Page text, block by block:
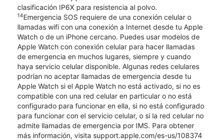
clasificación IP6X para resistencia al polvo.
14Emergencia SOS requiere de una conexión celular o
llamadas wifi con una conexión a Internet desde tu Apple
Watch o de un iPhone cercano. Puedes usar modelos de
Apple Watch con conexión celular para hacer llamadas
de emergencia en muchos lugares, siempre y cuando
haya servicio celular disponible. Algunas redes celulares
podrían no aceptar llamadas de emergencia desde tu
Apple Watch si el Apple Watch no está activado, si no es
compatible con una red celular en particular o no está
configurado para funcionar en ella, si no está configurado
para funcionar con el servicio celular, o si la red celular no
admite llamadas de emergencia por IMS. Para obtener
más información, visita support.apple.com/es-us/108374